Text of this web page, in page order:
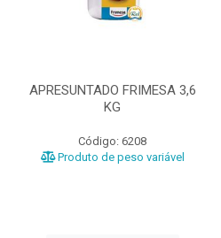
APRESUNTADO FRIMESA 3,6
KG
Código: 6208
Produto de peso variável